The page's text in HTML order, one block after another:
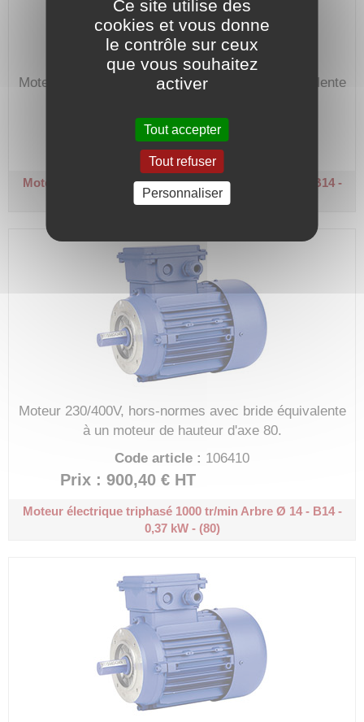
Moteur 230/400V, hors-normes avec bride équivalente
Code article :106380
Prix : 806,30 €HT
Moteur électrique triphasé 1000 tr/min
Arbre Ø 14 - B14 -
0,26 kW - (80)
Moteur 230/400V, hors-normes avec bride équivalente
à un moteur de hauteur d'axe 80.
Code article : 106410
Prix : 900,40 € HT
Moteur électrique triphasé 1000 tr/minArbre Ø 14 - B14 -
0,37 kW - (80)
Ce site utilise des
cookies et vous donne
le contrôle sur ceux
que vous souhaitez
activer
Tout accepter
Tout refuser
Personnaliser